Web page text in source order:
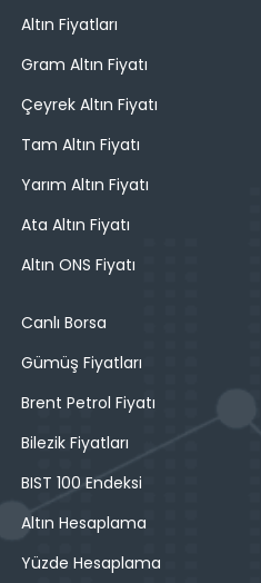
Altın Fiyatları
Gram Altın Fiyatı
Çeyrek Altın Fiyatı
Tam Altın Fiyatı
Yarım Altın Fiyatı
Ata Altın Fiyatı
Altın ONS Fiyatı
Canlı Borsa
Gümüş Fiyatları
Brent Petrol Fiyatı
Bilezik Fiyatları
BIST 100 Endeksi
Altın Hesaplama
Yüzde Hesaplama